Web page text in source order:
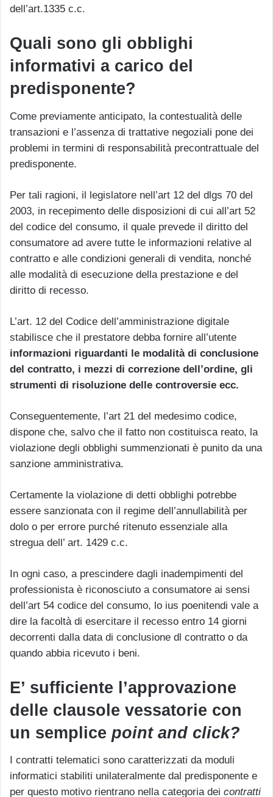
dell’art.1335 c.c.
Quali sono gli obblighi
informativi a carico del
predisponente?
Come previamente anticipato, la contestualità delle
transazioni e l’assenza di trattative negoziali pone dei
problemi in termini di responsabilità precontrattuale del
predisponente.
Per tali ragioni, il legislatore nell’art 12 del dlgs 70 del
2003, in recepimento delle disposizioni di cui all’art 52
del codice del consumo, il quale prevede il diritto del
consumatore ad avere tutte le informazioni relative al
contratto e alle condizioni generali di vendita, nonché
alle modalità di esecuzione della prestazione e del
diritto di recesso.
L’art. 12 del Codice dell’amministrazione digitale
stabilisce che il prestatore debba fornire all’utente
informazioni riguardanti le modalità di conclusione
del contratto, i mezzi di correzione dell’ordine, gli
strumenti di risoluzione delle controversie ecc.
Conseguentemente, l’art 21 del medesimo codice,
dispone che, salvo che il fatto non costituisca reato, la
violazione degli obblighi summenzionati è punito da una
sanzione amministrativa.
Certamente la violazione di detti obblighi potrebbe
essere sanzionata con il regime dell’annullabilità per
dolo o per errore purché ritenuto essenziale alla
stregua dell’ art. 1429 c.c.
In ogni caso, a prescindere dagli inadempimenti del
professionista è riconosciuto a consumatore ai sensi
dell’art 54 codice del consumo, lo ius poenitendi vale a
dire la facoltà di esercitare il recesso entro 14 giorni
decorrenti dalla data di conclusione dl contratto o da
quando abbia ricevuto i beni.
E’ sufficiente l’approvazione
delle clausole vessatorie con
un semplice point and click?
I contratti telematici sono caratterizzati da moduli
informatici stabiliti unilateralmente dal predisponente e
per questo motivo rientrano nella categoria dei contratti